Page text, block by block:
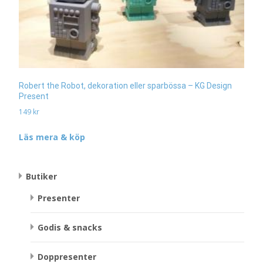
Robert the Robot, dekoration eller sparbössa – KG Design
Present
149 kr
Läs mera & köp
Butiker
Presenter
Godis & snacks
Doppresenter